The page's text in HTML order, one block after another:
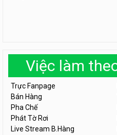
Việc làm
Trực Fanpage
Bán Hàng
Pha Chế
Phát Tờ Rơi
Live Stream B.Hàng